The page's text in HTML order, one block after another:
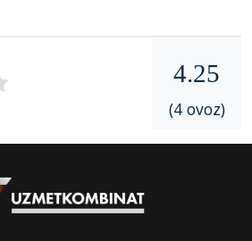
4.25
(4 ovoz)